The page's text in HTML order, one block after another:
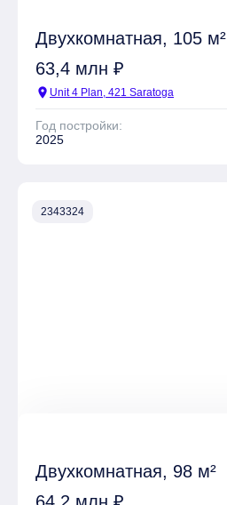
Двухкомнатная, 105 м²
63,4 млн ₽
location_on Unit 4 Plan, 421 Saratoga
Год постройки:
2025
2343324
Двухкомнатная, 98 м²